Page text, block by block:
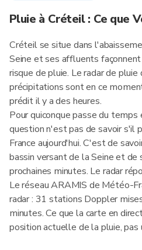
Pluie à Créteil : Ce que
Créteil se situe dans
Seine et ses affluents
risque de pluie. Le radar de
précipitations sont en ce
prédit il y a des heures.
Pour quiconque passe du temps
question n'est pas de savoir s'il
France aujourd'hui. C'est de
bassin versant de la Seine et
prochaines minutes. Le radar
Le réseau ARAMIS de Météo-
radar : 31 stations Doppler
minutes. Ce que la carte en
position actuelle de la pluie, pas